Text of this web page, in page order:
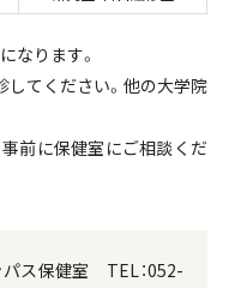
なります。
してください。他の大学院
前に保健室にご相談くだ
ス保健室 TEL：052-